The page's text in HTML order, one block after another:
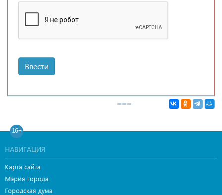
Ввести
16+
НАВИГАЦИЯ
Карта сайта
Мэрия города
Городская дума